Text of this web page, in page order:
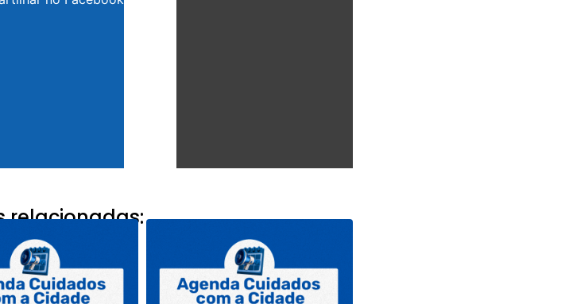
relacionadas: